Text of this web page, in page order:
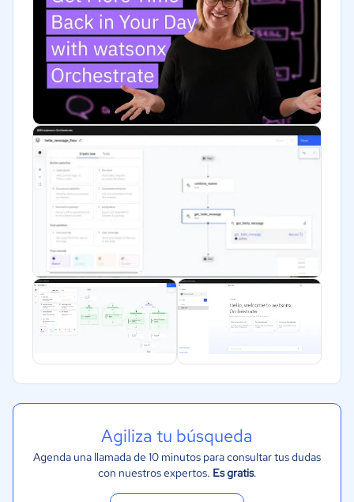
Bienes raíces
Minorista
Software / TI
Telecomunicaciones
Financiera
Alimentaria
Salud
Manufactura
ONG
Gobierno
Transporte y logística
Marketing y Comunicación
Automotriz
Comercio Electrónico
Recursos Humanos
Gastronomía
Aeroespacial y defensa
Agiliza tu búsqueda
Agenda una llamada de 10 minutos para consultar tus dudas
con nuestros expertos. Es gratis.